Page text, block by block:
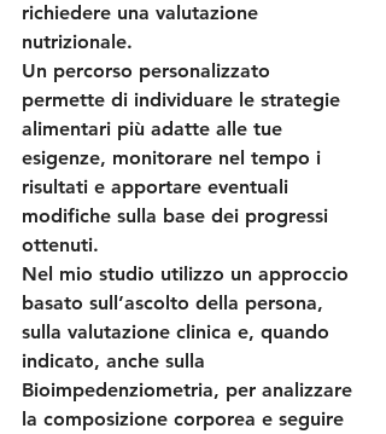
richiedere una valutazione
nutrizionale.
Un percorso personalizzato
permette di individuare le strategie
alimentari più adatte alle tue
esigenze, monitorare nel tempo i
risultati e apportare eventuali
modifiche sulla base dei progressi
ottenuti.
Nel mio studio utilizzo un approccio
basato sull’ascolto della persona,
sulla valutazione clinica e, quando
indicato, anche sulla
Bioimpedenziometria, per analizzare
la composizione corporea e seguire